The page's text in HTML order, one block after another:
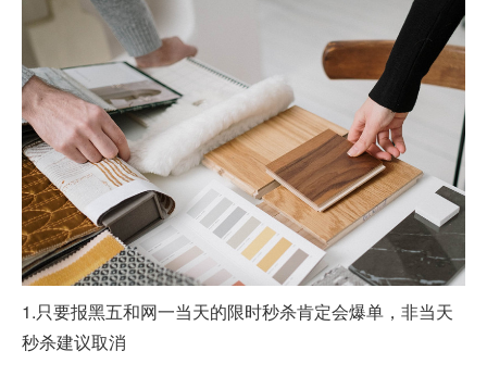
1.只要报黑五和网一当天的限时秒杀肯定会爆单，非当天
秒杀建议取消